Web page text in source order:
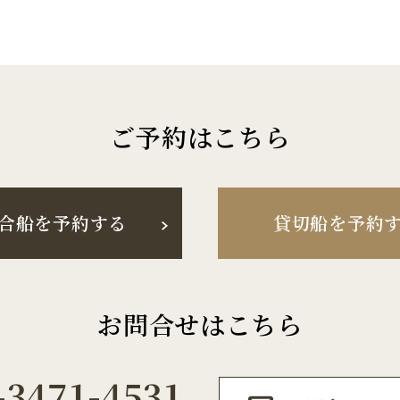
ご予約はこちら
船を予約する 貸切船を予約
お問合せはこちら